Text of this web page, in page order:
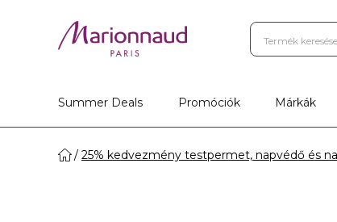
Summer Deals Promóciók Márkák
25% kedvezmény testpermet, napvédő és